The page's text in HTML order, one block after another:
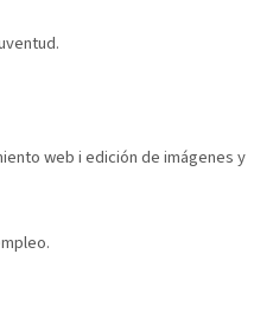
web i edición de imágenes y